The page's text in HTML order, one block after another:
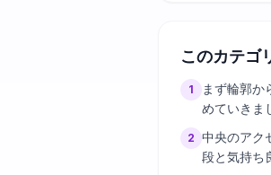
このカテゴ
1
まず輪郭か
めていきま
2 中央のアク
段と気持ち